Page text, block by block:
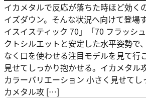
イカメタルで反応が落ちた時ほど効く
イズダウン。そんな状況へ向けて登場
イスイスティック 70」「70 フラッシ
クトシルエットと安定した水平姿勢で
なく口を使わせる注目モデルを見て行
見せてしっかり抱かせる。イカメタル
カラーバリエーション 小さく見せてし
カメタル攻 […]